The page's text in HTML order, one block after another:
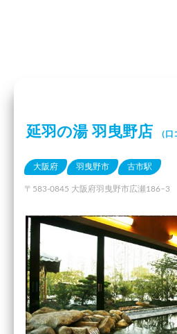
延羽の湯 羽曳野店 （
大阪府 羽曳野市 古市駅
〒583-0845 大阪府羽曳野市広瀬186−3